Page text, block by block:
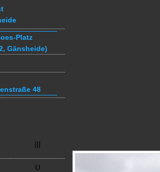
Platz
Gänsheide)
48
|||
U